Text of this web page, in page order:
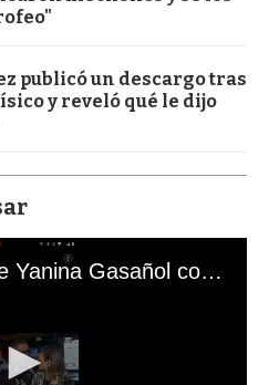
publicó un descargo tras
y reveló qué le dijo
El mal momento de Yanina Gasañol con un hincha argentino en "Subrayado"